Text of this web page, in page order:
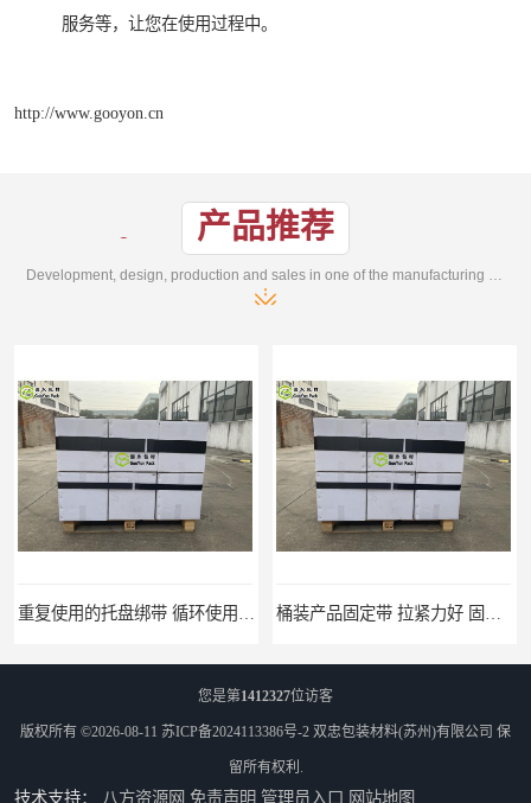
服务等，让您在使用过程中。
http://www.gooyon.cn
产品推荐
您是第1412327位访客
版权所有 ©2026-08-11 苏ICP备2024113386号-2 双忠包装材料(苏州)有限公司 保
留所有权利.
技术支持： 八方资源网 免责声明 管理员入口 网站地图